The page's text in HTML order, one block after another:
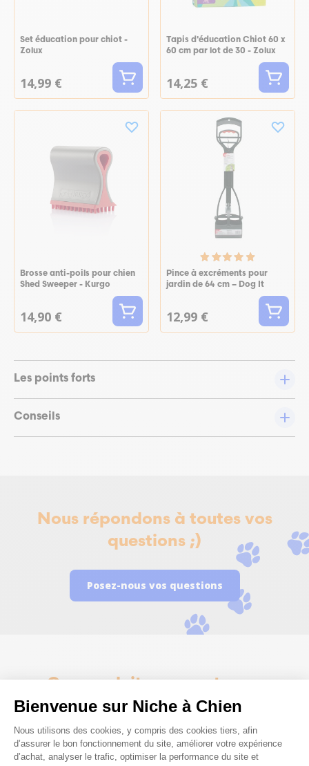
Bienvenue sur Niche à Chien
Plateforme de Gestion du
Nous utilisons des cookies, y compris des cookies tiers, afin
d’assurer le bon fonctionnement du site, améliorer votre expérience
d’achat, analyser le trafic, optimiser la performance du site et
Set éducation pour chiot -
Zolux
14,99 €
Tapis d'éducation Chiot 60 x
60 cm par lot de 30 - Zolux
14,25 €
Brosse anti-poils pour chien
Shed Sweeper - Kurgo
14,90 €
Pince à excréments pour
jardin de 64 cm – Dog It
12,99 €
Les points forts
Conseils
Nous répondons à toutes vos
questions ;)
Posez-nous vos questions
Ces produits peuvent vous
intéresser